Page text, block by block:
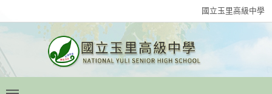
國立玉里高級中學